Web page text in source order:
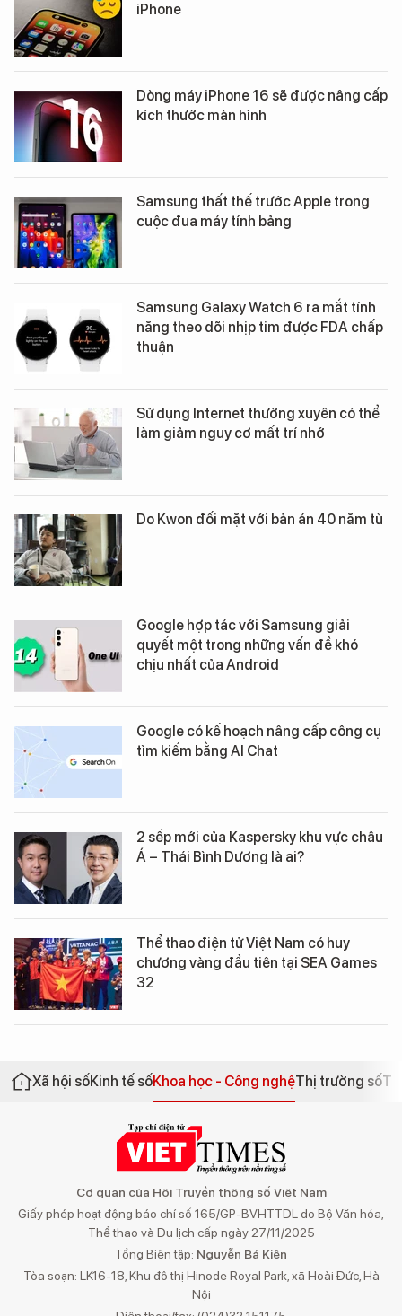
iPhone
Dòng máy iPhone 16 sẽ được nâng cấp
kích thước màn hình
Samsung thất thế trước Apple trong
cuộc đua máy tính bảng
Samsung Galaxy Watch 6 ra mắt tính
năng theo dõi nhịp tim được FDA chấp
thuận
Sử dụng Internet thường xuyên có thể
làm giảm nguy cơ mất trí nhớ
Do Kwon đối mặt với bản án 40 năm tù
Google hợp tác với Samsung giải
quyết một trong những vấn đề khó
chịu nhất của Android
Google có kế hoạch nâng cấp công cụ
tìm kiếm bằng AI Chat
2 sếp mới của Kaspersky khu vực châu
Á – Thái Bình Dương là ai?
Thể thao điện tử Việt Nam có huy
chương vàng đầu tiên tại SEA Games
32
Xã hội sốKinh tế sốKhoa học - Công nghệThị trường số
Cơ quan của Hội Truyền thông số Việt Nam
Giấy phép hoạt động báo chí số 165/GP-BVHTTDL do Bộ Văn hóa,
Thể thao và Du lịch cấp ngày 27/11/2025
Tổng Biên tập: Nguyễn Bá Kiên
Tòa soạn: LK16-18, Khu đô thị Hinode Royal Park, xã Hoài Đức, Hà
Nội